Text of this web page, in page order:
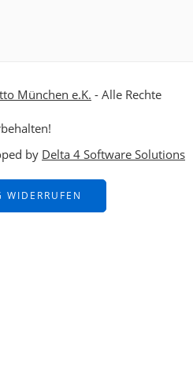
München e.K. - Alle Rechte
by Delta 4 Software Solutions
WIDERRUFEN